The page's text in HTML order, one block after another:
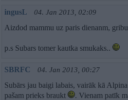
ingusL 04. Jan 2013, 02:09
Aizdod mammu uz paris dienanm,
p.s Subars tomer kautka smukaks..
SBRFC 04. Jan 2013, 00:27
Subārs jau baigi labais, vairāk kā
pašam prieks braukt
. Vienam patīk